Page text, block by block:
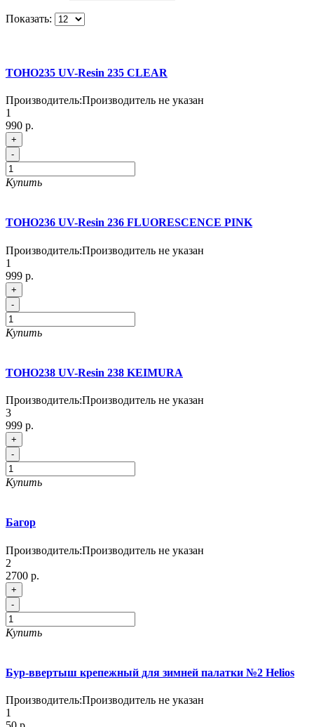
Показать:
TOHO235 UV-Resin 235 CLEAR
Производитель:Производитель не указан
1
990 р.
+
-
Купить
TOHO236 UV-Resin 236 FLUORESCENCE PINK
Производитель:Производитель не указан
1
999 р.
+
-
Купить
TOHO238 UV-Resin 238 KEIMURA
Производитель:Производитель не указан
3
999 р.
+
-
Купить
Багор
Производитель:Производитель не указан
2
2700 р.
+
-
Купить
Бур-ввертыш крепежный для зимней палатки №2 Helios
Производитель:Производитель не указан
1